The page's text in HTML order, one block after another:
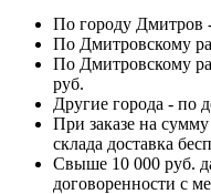
По городу Дмитров
По Дмитровскому
По Дмитровскому
руб.
Другие города - по
При заказе на
склада доставка
Свыше 10 000 руб.
договоренности с